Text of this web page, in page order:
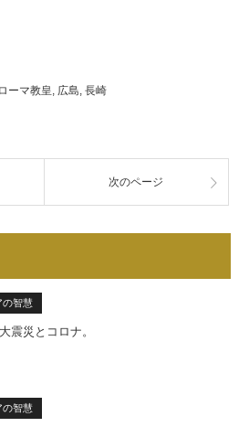
ローマ教皇, 広島, 長崎
次のページ
の智慧
震災とコロナ。
の智慧